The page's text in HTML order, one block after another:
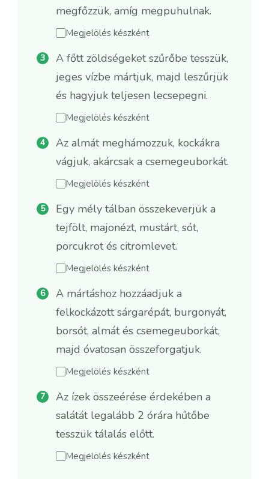
megfőzzük, amíg megpuhulnak.
Megjelölés készként
A főtt zöldségeket szűrőbe tesszük,
jeges vízbe mártjuk, majd leszűrjük
és hagyjuk teljesen lecsepegni.
Megjelölés készként
Az almát meghámozzuk, kockákra
vágjuk, akárcsak a csemegeuborkát.
Megjelölés készként
Egy mély tálban összekeverjük a
tejfölt, majonézt, mustárt, sót,
porcukrot és citromlevet.
Megjelölés készként
A mártáshoz hozzáadjuk a
felkockázott sárgarépát, burgonyát,
borsót, almát és csemegeuborkát,
majd óvatosan összeforgatjuk.
Megjelölés készként
Az ízek összeérése érdekében a
salátát legalább 2 órára hűtőbe
tesszük tálalás előtt.
Megjelölés készként